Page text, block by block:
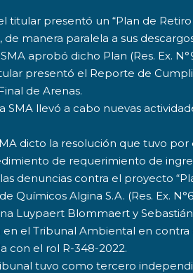
titular presentó un “Plan de
de manera paralela a sus
aprobó dicho Plan (Res. Ex.
presentó el Reporte de
de Arenas.
SMA llevó a cabo nuevas
dicto la resolución que tuvo
de requerimiento de
denuncias contra el proyecto
Químicos Algina S.A. (Res. Ex.
Luypaert Blommaert y
el Tribunal Ambiental en contra
con el rol R-348-2022.
tuvo como tercero